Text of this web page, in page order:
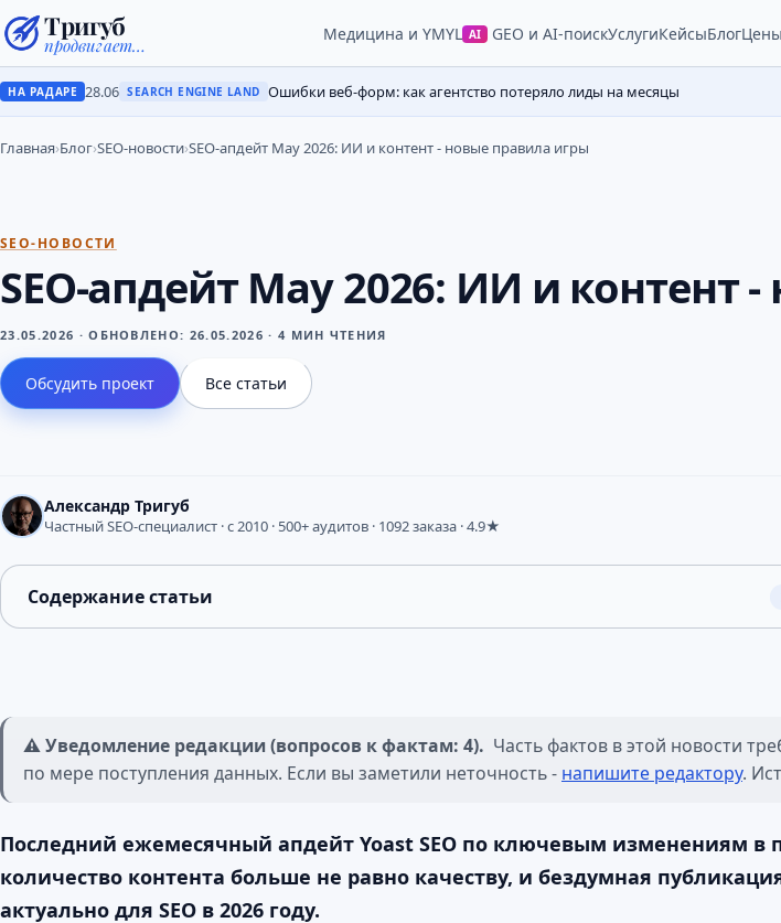
Тригуб
продвигает…
Медицина и YMYL AI GEO и AI-поискУслугиКейсыБлогЦены
НА РАДАРЕ 28.06 SEARCH ENGINE LAND Ошибки веб-форм: как агентство потеряло лиды на месяцы
Главная›Блог›SEO-новости›SEO-апдейт May 2026: ИИ и контент - новые правила игры
SEO-НОВОСТИ
SEO-апдейт May 2026: ИИ и контент
23.05.2026 · ОБНОВЛЕНО: 26.05.2026 · 4 МИН ЧТЕНИЯ
Обсудить проект Все статьи
Александр Тригуб
Частный SEO-специалист · с 2010 · 500+ аудитов · 1092 заказа · 4.9★
Содержание статьи
⚠️ Уведомление редакции (вопросов к фактам: 4). Часть фактов в этой новости
по мере поступления данных. Если вы заметили неточность - напишите редактору.
Последний ежемесячный апдейт Yoast SEO по ключевым изменениям
количество контента больше не равно качеству, и бездумная
актуально для SEO в 2026 году.